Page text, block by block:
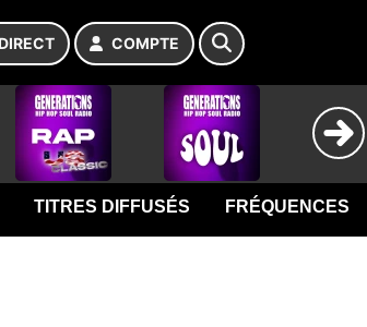
COMPTE
TITRES DIFFUSÉS FRÉQUENCES